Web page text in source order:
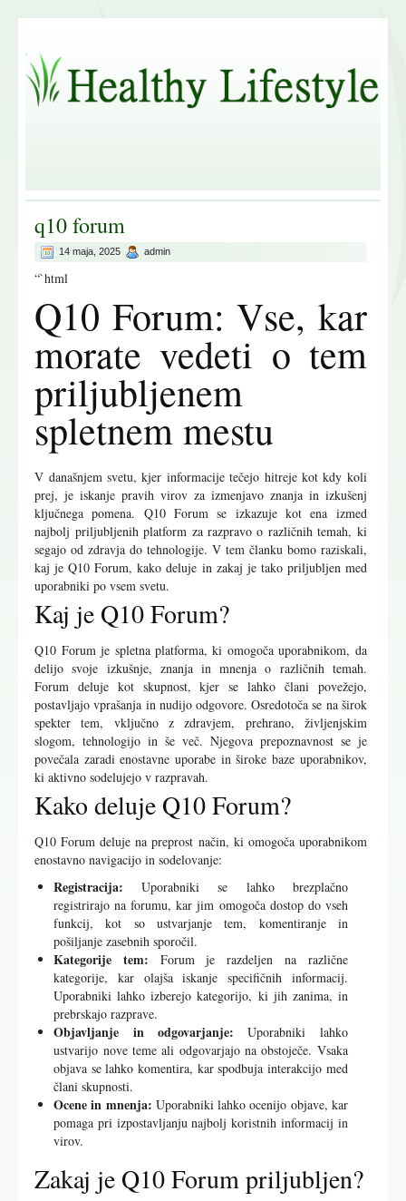
q10 forum
14 maja, 2025 admin
“`html
Q10 Forum: Vse, kar
morate vedeti o tem
priljubljenem
spletnem mestu
V današnjem svetu, kjer informacije tečejo hitreje kot kdy koli
prej, je iskanje pravih virov za izmenjavo znanja in izkušenj
ključnega pomena. Q10 Forum se izkazuje kot ena izmed
najbolj priljubljenih platform za razpravo o različnih temah, ki
segajo od zdravja do tehnologije. V tem članku bomo raziskali,
kaj je Q10 Forum, kako deluje in zakaj je tako priljubljen med
uporabniki po vsem svetu.
Kaj je Q10 Forum?
Q10 Forum je spletna platforma, ki omogoča uporabnikom, da
delijo svoje izkušnje, znanja in mnenja o različnih temah.
Forum deluje kot skupnost, kjer se lahko člani povežejo,
postavljajo vprašanja in nudijo odgovore. Osredotoča se na širok
spekter tem, vključno z zdravjem, prehrano, življenjskim
slogom, tehnologijo in še več. Njegova prepoznavnost se je
povečala zaradi enostavne uporabe in široke baze uporabnikov,
ki aktivno sodelujejo v razpravah.
Kako deluje Q10 Forum?
Q10 Forum deluje na preprost način, ki omogoča uporabnikom
enostavno navigacijo in sodelovanje:
Registracija: Uporabniki se lahko brezplačno
registrirajo na forumu, kar jim omogoča dostop do vseh
funkcij, kot so ustvarjanje tem, komentiranje in
pošiljanje zasebnih sporočil.
Kategorije tem: Forum je razdeljen na različne
kategorije, kar olajša iskanje specifičnih informacij.
Uporabniki lahko izberejo kategorijo, ki jih zanima, in
prebrskajo razprave.
Objavljanje in odgovarjanje: Uporabniki lahko
ustvarijo nove teme ali odgovarjajo na obstoječe. Vsaka
objava se lahko komentira, kar spodbuja interakcijo med
člani skupnosti.
Ocene in mnenja: Uporabniki lahko ocenijo objave, kar
pomaga pri izpostavljanju najbolj koristnih informacij in
virov.
Zakaj je Q10 Forum priljubljen?